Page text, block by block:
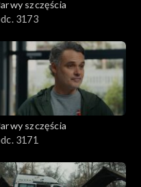
szczęścia
3173
szczęścia
3171